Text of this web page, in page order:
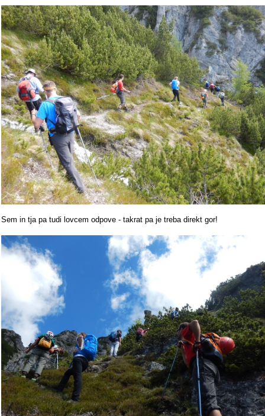
Sem in tja pa tudi lovcem odpove - takrat pa je treba direkt gor!